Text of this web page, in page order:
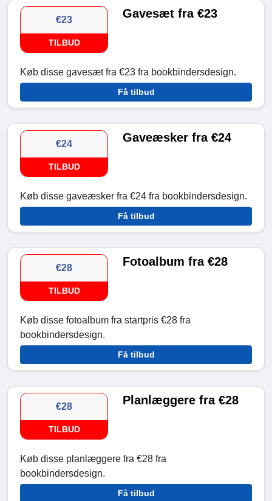
€23
TILBUD
Gavesæt fra €23
Køb disse gavesæt fra €23 fra bookbindersdesign.
Få tilbud
€24
TILBUD
Gaveæsker fra €24
Køb disse gaveæsker fra €24 fra bookbindersdesign.
Få tilbud
€28
TILBUD
Fotoalbum fra €28
Køb disse fotoalbum fra startpris €28 fra
bookbindersdesign.
Få tilbud
€28
TILBUD
Planlæggere fra €28
Køb disse planlæggere fra €28 fra
bookbindersdesign.
Få tilbud